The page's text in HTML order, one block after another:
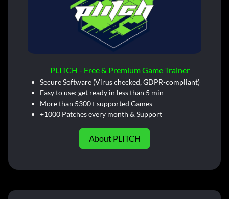
PLITCH - Free & Premium Game Trainer
Secure Software (Virus checked, GDPR-compliant)
Easy to use: get ready in less than 5 min
More than 5300+ supported Games
+1000 Patches every month & Support
About PLITCH